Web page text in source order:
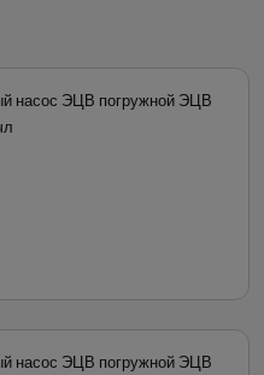
насос ЭЦВ погружной ЭЦВ
насос ЭЦВ погружной ЭЦВ